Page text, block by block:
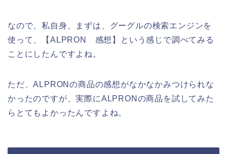
なので、私自身、まずは、グーグルの検索エンジンを
使って、【ALPRON 感想】という感じで調べてみる
ことにしたんですよね。
ただ、ALPRONの商品の感想がなかなかみつけられな
かったのですが、実際にALPRONの商品を試してみた
らとてもよかったんですよね。